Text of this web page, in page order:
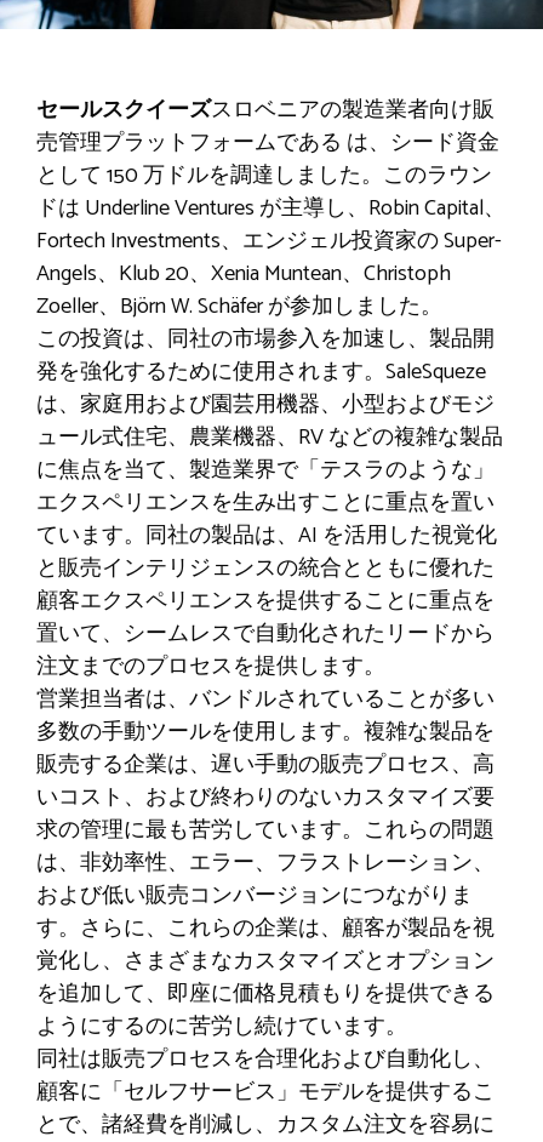
セールスクイーズスロベニアの製造業者向け販
売管理プラットフォームである は、シード資金
として 150 万ドルを調達しました。このラウン
ドは Underline Ventures が主導し、Robin Capital、
Fortech Investments、エンジェル投資家の Super-
Angels、Klub 20、Xenia Muntean、Christoph
Zoeller、Björn W. Schäfer が参加しました。
この投資は、同社の市場参入を加速し、製品開
発を強化するために使用されます。SaleSqueze
は、家庭用および園芸用機器、小型およびモジ
ュール式住宅、農業機器、RV などの複雑な製品
に焦点を当て、製造業界で「テスラのような」
エクスペリエンスを生み出すことに重点を置い
ています。同社の製品は、AI を活用した視覚化
と販売インテリジェンスの統合とともに優れた
顧客エクスペリエンスを提供することに重点を
置いて、シームレスで自動化されたリードから
注文までのプロセスを提供します。
営業担当者は、バンドルされていることが多い
多数の手動ツールを使用します。複雑な製品を
販売する企業は、遅い手動の販売プロセス、高
いコスト、および終わりのないカスタマイズ要
求の管理に最も苦労しています。これらの問題
は、非効率性、エラー、フラストレーション、
および低い販売コンバージョンにつながりま
す。さらに、これらの企業は、顧客が製品を視
覚化し、さまざまなカスタマイズとオプション
を追加して、即座に価格見積もりを提供できる
ようにするのに苦労し続けています。
同社は販売プロセスを合理化および自動化し、
顧客に「セルフサービス」モデルを提供するこ
とで、諸経費を削減し、カスタム注文を容易に